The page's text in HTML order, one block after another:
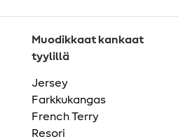
Muodikkaat kankaat
tyylillä
Jersey
Farkkukangas
French Terry
Resori